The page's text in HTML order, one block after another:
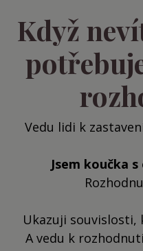
Když
Vedu lidi k
Jsem koučka
Ukazuji souvislosti,
A vedu k